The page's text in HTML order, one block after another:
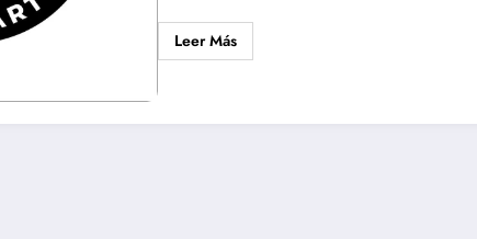
Leer Más